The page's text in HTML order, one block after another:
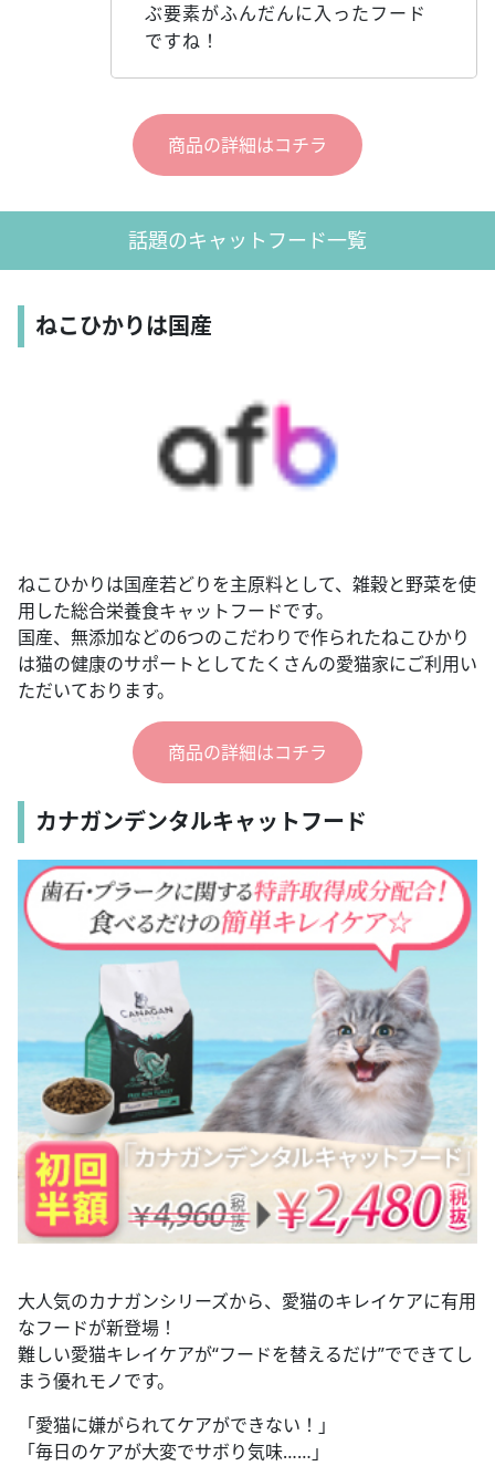
ぶ要素がふんだんに入ったフード
ですね！
商品の詳細はコチラ
話題のキャットフード一覧
ねこひかりは国産
ねこひかりは国産若どりを主原料として、雑穀と野菜を使
用した総合栄養食キャットフードです。
国産、無添加などの6つのこだわりで作られたねこひかり
は猫の健康のサポートとしてたくさんの愛猫家にご利用い
ただいております。
商品の詳細はコチラ
カナガンデンタルキャットフード
大人気のカナガンシリーズから、愛猫のキレイケアに有用
なフードが新登場！
難しい愛猫キレイケアが“フードを替えるだけ”でできてし
まう優れモノです。
「愛猫に嫌がられてケアができない！」
「毎日のケアが大変でサボり気味……」